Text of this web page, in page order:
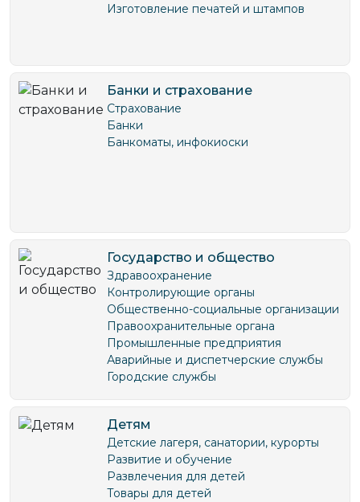
Изготовление печатей и штампов
Банки и страхование
Страхование
Банки
Банкоматы, инфокиоски
Государство и общество
Здравоохранение
Контролирующие органы
Общественно-социальные организации
Правоохранительные органа
Промышленные предприятия
Аварийные и диспетчерские службы
Городские службы
Детям
Детские лагеря, санатории, курорты
Развитие и обучение
Развлечения для детей
Товары для детей